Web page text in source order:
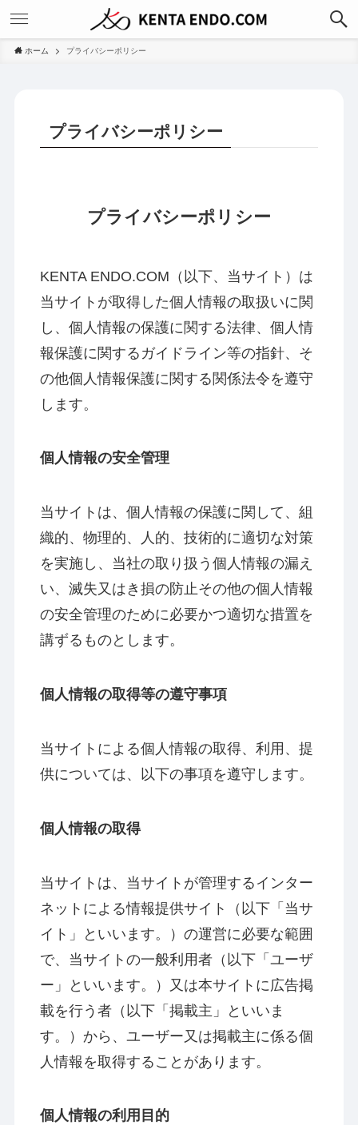
ホーム プライバシーポリシー
プライバシーポリシー
プライバシーポリシー
KENTA ENDO.COM（以下、当サイト）は
当サイトが取得した個人情報の取扱いに関
し、個人情報の保護に関する法律、個人情
報保護に関するガイドライン等の指針、そ
の他個人情報保護に関する関係法令を遵守
します。
個人情報の安全管理
当サイトは、個人情報の保護に関して、組
織的、物理的、人的、技術的に適切な対策
を実施し、当社の取り扱う個人情報の漏え
い、滅失又はき損の防止その他の個人情報
の安全管理のために必要かつ適切な措置を
講ずるものとします。
個人情報の取得等の遵守事項
当サイトによる個人情報の取得、利用、提
供については、以下の事項を遵守します。
個人情報の取得
当サイトは、当サイトが管理するインター
ネットによる情報提供サイト（以下「当サ
イト」といいます。）の運営に必要な範囲
で、当サイトの一般利用者（以下「ユーザ
ー」といいます。）又は本サイトに広告掲
載を行う者（以下「掲載主」といいま
す。）から、ユーザー又は掲載主に係る個
人情報を取得することがあります。
個人情報の利用目的